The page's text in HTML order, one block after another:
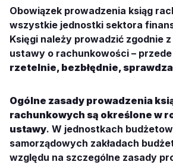
Obowiązek prowadzenia ksiąg
wszystkie jednostki sektora
Księgi należy prowadzić zgodnie
ustawy o rachunkowości –
rzetelnie, bezbłędnie,
Ogólne zasady prowadzenia
rachunkowych są określone w
ustawy. W jednostkach
samorządowych zakładach
względu na szczególne zasady